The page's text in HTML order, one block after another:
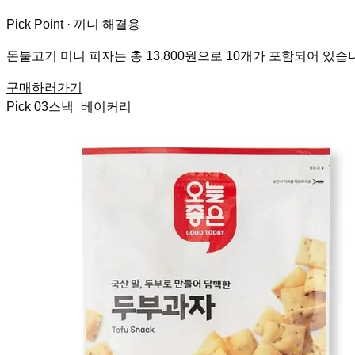
Pick Point · 끼니 해결용
돈불고기 미니 피자는 총 13,800원으로 10개가 포함되어 있습
구매하러가기
Pick 03스낵_베이커리